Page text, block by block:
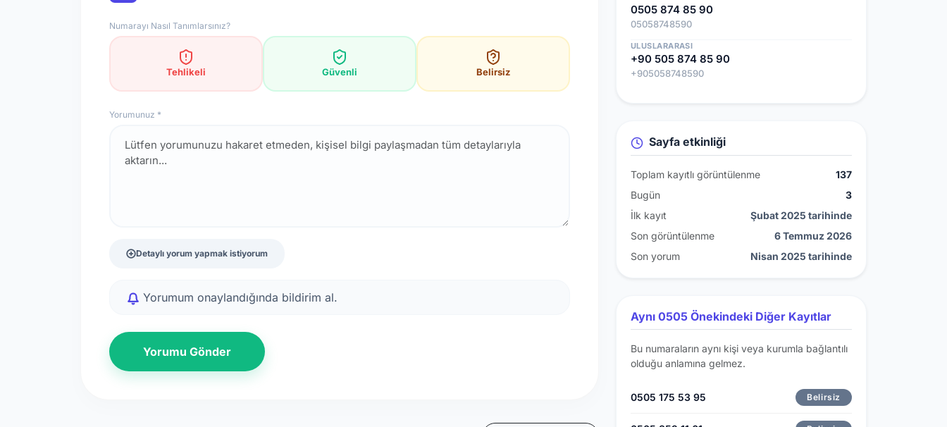
Numarayı Nasıl Tanımlarsınız?
Tehlikeli Güvenli Belirsiz
Yorumunuz *
Detaylı yorum yapmak istiyorum
Yorumum onaylandığında bildirim al.
Yorumu Gönder
0505 874 85 90
05058748590
ULUSLARARASI
+90 505 874 85 90
+905058748590
Sayfa etkinliği
Toplam kayıtlı görüntülenme
137
Bugün
3
İlk kayıt
Şubat 2025 tarihinde
Son görüntülenme
6 Temmuz 2026
Son yorum
Nisan 2025 tarihinde
Aynı 0505 Önekindeki Diğer Kayıtlar
Bu numaraların aynı kişi veya kurumla bağlantılı
olduğu anlamına gelmez.
0505 175 53 95 Belirsiz